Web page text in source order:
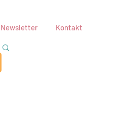
Newsletter Kontakt